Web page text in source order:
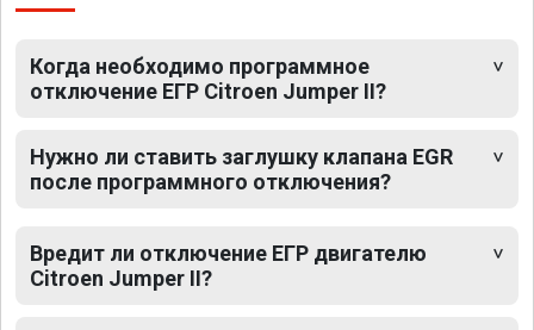
Когда необходимо программное
отключение ЕГР Citroen Jumper II?
Нужно ли ставить заглушку клапана EGR
после программного отключения?
Вредит ли отключение ЕГР двигателю
Citroen Jumper II?